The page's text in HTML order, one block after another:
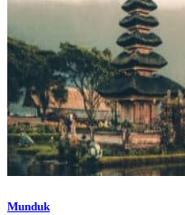
Munduk